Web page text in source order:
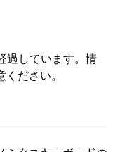
過しています。情
ださい。